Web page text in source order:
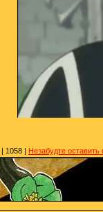
| 1058 | Незабудте